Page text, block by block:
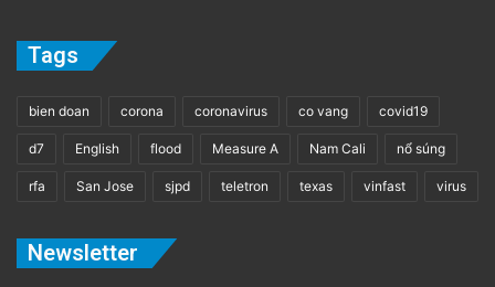
Tags
bien doan corona coronavirus co vang covid19
d7 English flood Measure A Nam Cali nổ súng
rfa San Jose sjpd teletron texas vinfast virus
Newsletter